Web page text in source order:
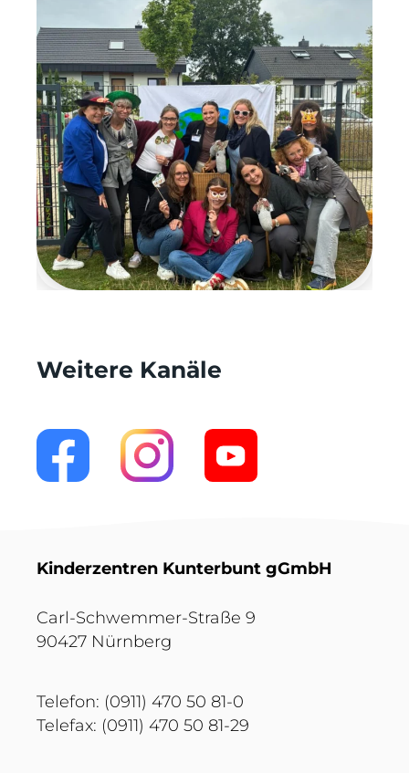
Weitere Kanäle
Kinderzentren Kunterbunt gGmbH
Carl-Schwemmer-Straße 9
90427 Nürnberg
Telefon: (0911) 470 50 81-0
Telefax: (0911) 470 50 81-29